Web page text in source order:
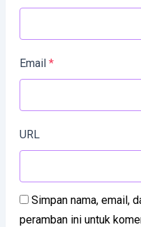
Email *
URL
Simpan nama, email,
peramban ini untuk